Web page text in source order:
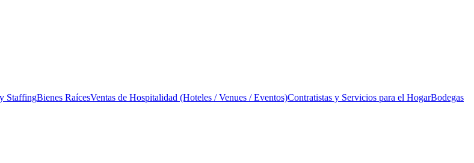
StaffingBienes RaícesVentas de Hospitalidad (Hoteles / Venues / Eventos)Contratistas y Servicios para el HogarBodegas